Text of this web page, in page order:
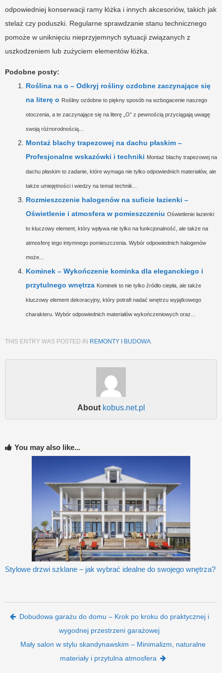
odpowiedniej konserwacji ramy łóżka i innych akcesoriów, takich jak
stelaż czy poduszki. Regularne sprawdzanie stanu technicznego
pomoże w uniknięciu nieprzyjemnych sytuacji związanych z
uszkodzeniem lub zużyciem elementów łóżka.
Podobne posty:
Roślina na o – Odkryj rośliny ozdobne zaczynające się
na literę o Rośliny ozdobne to piękny sposób na wzbogacenie naszego
otoczenia, a te zaczynające się na literę „O” z pewnością przyciągają uwagę
swoją różnorodnością...
Montaż blachy trapezowej na dachu płaskim –
Profesjonalne wskazówki i techniki Montaż blachy trapezowej na
dachu płaskim to zadanie, które wymaga nie tylko odpowiednich materiałów, ale
także umiejętności i wiedzy na temat technik...
Rozmieszczenie halogenów na suficie łazienki –
Oświetlenie i atmosfera w pomieszczeniu Oświetlenie łazienki
to kluczowy element, który wpływa nie tylko na funkcjonalność, ale także na
atmosferę tego intymnego pomieszczenia. Wybór odpowiednich halogenów
może...
Kominek – Wykończenie kominka dla eleganckiego i
przytulnego wnętrza Kominek to nie tylko źródło ciepła, ale także
kluczowy element dekoracyjny, który potrafi nadać wnętrzu wyjątkowego
charakteru. Wybór odpowiednich materiałów wykończeniowych oraz...
THIS ENTRY WAS POSTED IN REMONTY I BUDOWA
About kobus.net.pl
You may also like...
Stylowe drzwi szklane – jak wybrać idealne do swojego wnętrza?
Post navigation
Dobudowa garażu do domu – Krok po kroku do praktycznej i
wygodnej przestrzeni garażowej
Mały salon w stylu skandynawskim – Minimalizm, naturalne
materiały i przytulna atmosfera